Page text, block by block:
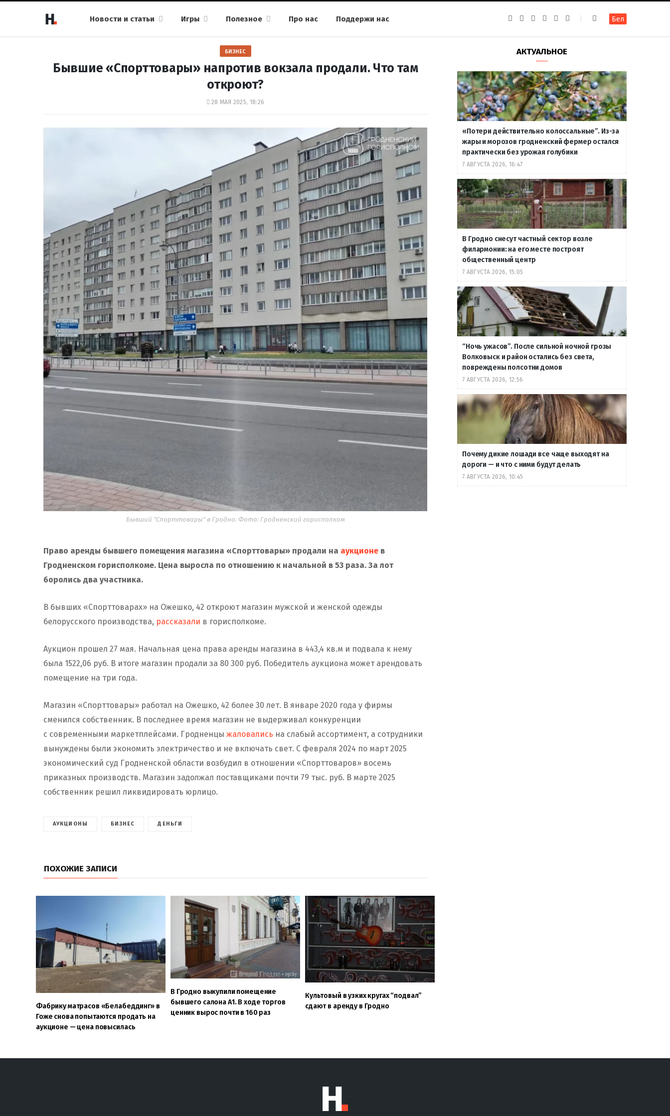
Новости и статьи Игры Полезное Про нас Поддержи нас
k
a
g
a
m
g
r
a
m
u
b
т
е
Бел
БИЗНЕС
Бывшие «Спорттовары» напротив вокзала продали. Что там
откроют?
28 МАЯ 2025, 18:26
Бывший "Спорттовары" в Гродно. Фото: Гродненский горисполком
Право аренды бывшего помещения магазина «Спорттовары» продали на аукционе в
Гродненском горисполкоме. Цена выросла по отношению к начальной в 53 раза. За лот
боролись два участника.
В бывших «Спорттоварах» на Ожешко, 42 откроют магазин мужской и женской одежды
белорусского производства, рассказали в горисполкоме.
Аукцион прошел 27 мая. Начальная цена права аренды магазина в 443,4 кв.м и подвала к нему
была 1522,06 руб. В итоге магазин продали за 80 300 руб. Победитель аукциона может арендовать
помещение на три года.
Магазин «Спорттовары» работал на Ожешко, 42 более 30 лет. В январе 2020 года у фирмы
сменился собственник. В последнее время магазин не выдерживал конкуренции
с современными маркетплейсами. Гродненцы жаловались на слабый ассортимент, а сотрудники
вынуждены были экономить электричество и не включать свет. С февраля 2024 по март 2025
экономический суд Гродненской области возбудил в отношении «Спорттоваров» восемь
приказных производств. Магазин задолжал поставщиками почти 79 тыс. руб. В марте 2025
собственник решил ликвидировать юрлицо.
АУКЦИОНЫ БИЗНЕС ДЕНЬГИ
ПОХОЖИЕ ЗАПИСИ
Фабрику матрасов «Белабеддинг» в
Гоже снова попытаются продать на
аукционе — цена повысилась
В Гродно выкупили помещение
бывшего салона А1. В ходе торгов
ценник вырос почти в 160 раз
Культовый в узких кругах “подвал”
сдают в аренду в Гродно
АКТУАЛЬНОЕ
«Потери действительно колоссальные”. Из-за
жары и морозов гродненский фермер остался
практически без урожая голубики
7 АВГУСТА 2026, 16:47
В Гродно снесут частный сектор возле
филармонии: на его месте построят
общественный центр
7 АВГУСТА 2026, 15:05
“Ночь ужасов”. После сильной ночной грозы
Волковыск и район остались без света,
повреждены полсотни домов
7 АВГУСТА 2026, 12:56
Почему дикие лошади все чаще выходят на
дороги — и что с ними будут делать
7 АВГУСТА 2026, 10:45